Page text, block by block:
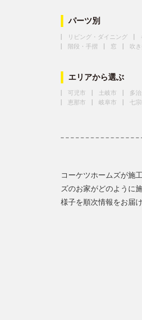
パーツ別
リビング・ダイニング
階段・手摺
窓 吹
エリアから選ぶ
可児市 土岐市 多
恵那市
岐阜市 七宗
コーケツホームズが施
ズのお家がどのように
様子を順次情報をお届